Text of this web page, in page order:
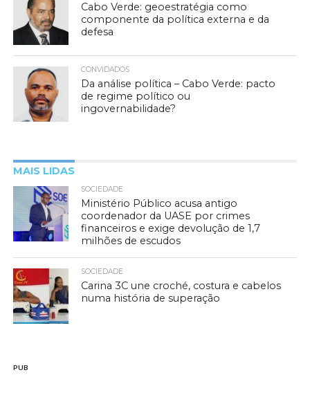
Cabo Verde: geoestratégia como
componente da política externa e da
defesa
CONVIDADOS
Da análise política – Cabo Verde: pacto
de regime político ou
ingovernabilidade?
MAIS LIDAS
SOCIEDADE
Ministério Público acusa antigo
coordenador da UASE por crimes
financeiros e exige devolução de 1,7
milhões de escudos
SOCIEDADE
Carina 3C une croché, costura e cabelos
numa história de superação
PUB